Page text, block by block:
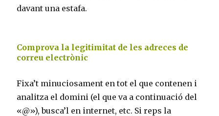
davant una estafa.
Comprova la legitimitat de les adreces de
correu electrònic
Fixa’t minuciosament en tot el que contenen i
analitza el domini (el que va a continuació del
«@»), busca’l en internet, etc. Si reps la